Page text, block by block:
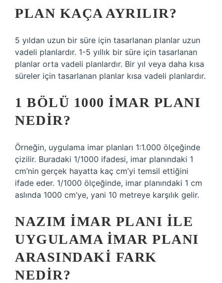
PLAN KAÇA AYRILIR?
5 yıldan uzun bir süre için tasarlanan planlar uzun
vadeli planlardır. 1-5 yıllık bir süre için tasarlanan
planlar orta vadeli planlardır. Bir yıl veya daha kısa
süreler için tasarlanan planlar kısa vadeli planlardır.
1 BÖLÜ 1000 IMAR PLANI
NEDIR?
Örneğin, uygulama imar planları 1:1.000 ölçeğinde
çizilir. Buradaki 1/1000 ifadesi, imar planındaki 1
cm’nin gerçek hayatta kaç cm’yi temsil ettiğini
ifade eder. 1/1000 ölçeğinde, imar planındaki 1 cm
aslında 1000 cm’ye, yani 10 metreye karşılık gelir.
NAZIM IMAR PLANI ILE
UYGULAMA IMAR PLANI
ARASINDAKI FARK
NEDIR?